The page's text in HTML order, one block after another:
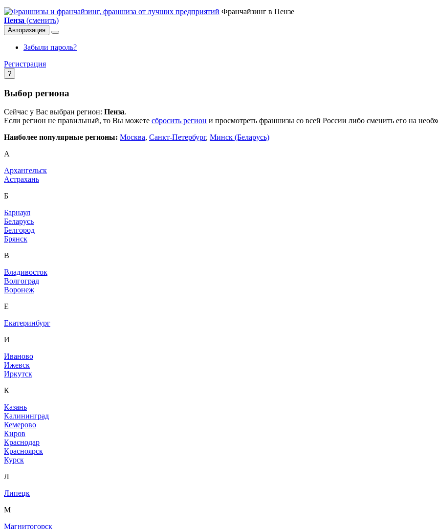
Франчайзинг в Пензе
Пенза (сменить)
Авторизация
Забыли пароль?
Регистрация
?
Выбор региона
Сейчас у Вас выбран регион: Пенза.
Если регион не правильный, то Вы можете сбросить регион и просмотреть франшизы со всей России либо сменить его на
Наиболее популярные регионы: Москва, Санкт-Петербург, Минск (Беларусь)
А
Архангельск
Астрахань
Б
Барнаул
Беларусь
Белгород
Брянск
В
Владивосток
Волгоград
Воронеж
Е
Екатеринбург
И
Иваново
Ижевск
Иркутск
К
Казань
Калининград
Кемерово
Киров
Краснодар
Красноярск
Курск
Л
Липецк
М
Магнитогорск